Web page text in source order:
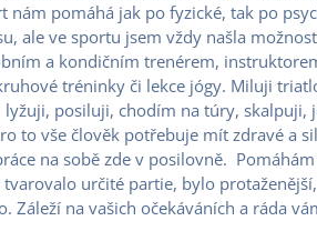
nám pomáhá jak po fyzické, tak po
ale ve sportu jsem vždy našla
a kondičním trenérem,
tréninky či lekce jógy. Miluji
posiluji, chodím na túry, skalpuji,
to vše člověk potřebuje mít zdravé a
na sobě zde v posilovně.
určité partie, bylo
Záleží na vašich očekáváních a ráda